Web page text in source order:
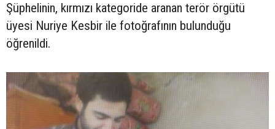
Şüphelinin, kırmızı kategoride aranan terör örgütü
üyesi Nuriye Kesbir ile fotoğrafının bulunduğu
öğrenildi.